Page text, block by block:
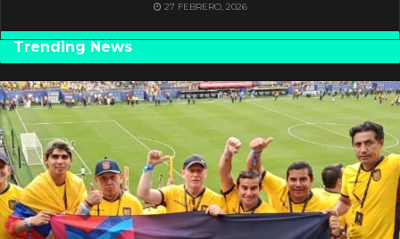
27 FEBRERO, 2026
Trending News